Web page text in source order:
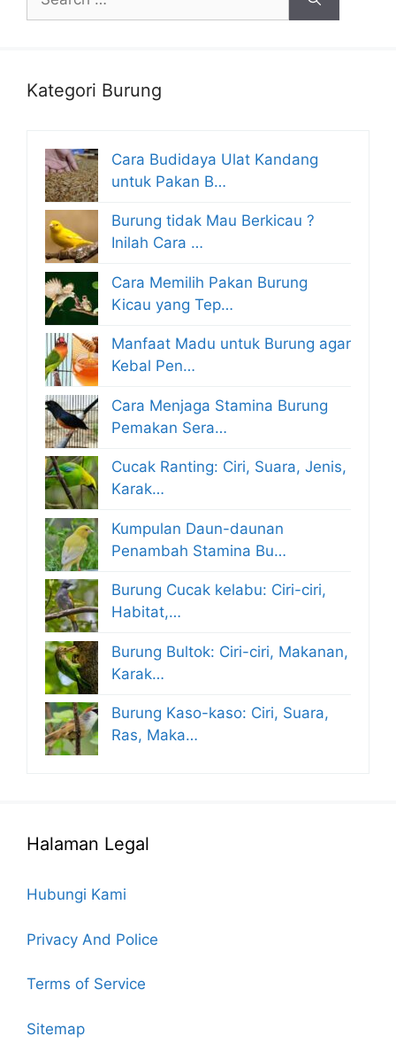
for:
Kategori Burung
Cara Budidaya Ulat Kandang
untuk Pakan B…
Burung tidak Mau Berkicau ?
Inilah Cara …
Cara Memilih Pakan Burung
Kicau yang Tep…
Manfaat Madu untuk Burung agar
Kebal Pen…
Cara Menjaga Stamina Burung
Pemakan Sera…
Cucak Ranting: Ciri, Suara, Jenis,
Karak…
Kumpulan Daun-daunan
Penambah Stamina Bu…
Burung Cucak kelabu: Ciri-ciri,
Habitat,…
Burung Bultok: Ciri-ciri, Makanan,
Karak…
Burung Kaso-kaso: Ciri, Suara,
Ras, Maka…
Halaman Legal
Hubungi Kami
Privacy And Police
Terms of Service
Sitemap